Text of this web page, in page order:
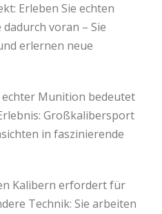
Erleben Sie echten
voran – Sie
erlernen neue
Munition bedeutet
Großkalibersport
in faszinierende
Kalibern erfordert für
Technik: Sie arbeiten